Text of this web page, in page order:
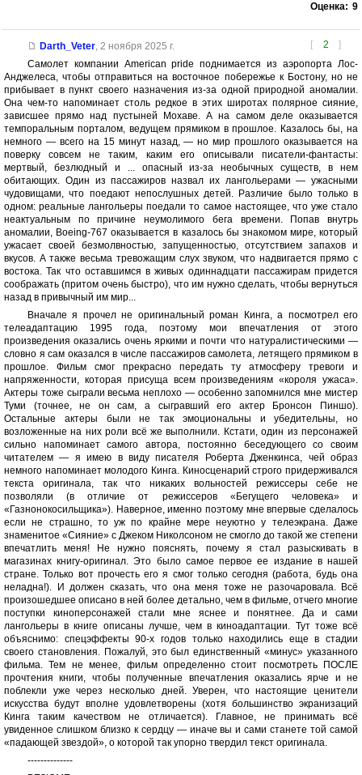
Оценка: 9
[ 2 ]
Darth_Veter, 2 ноября 2025 г.
Самолет компании American pride поднимается из аэропорта Лос-
Анджелеса, чтобы отправиться на восточное побережье к Бостону, но не
прибывает в пункт своего назначения из-за одной природной аномалии.
Она чем-то напоминает столь редкое в этих широтах полярное сияние,
зависшее прямо над пустыней Мохаве. А на самом деле оказывается
темпоральным порталом, ведущем прямиком в прошлое. Казалось бы, на
немного — всего на 15 минут назад, — но мир прошлого оказывается на
поверку совсем не таким, каким его описывали писатели-фантасты:
мертвый, безлюдный и ... опасный из-за необычных существ, в нем
обитающих. Один из пассажиров назвал их лангольерами — ужасными
чудовищами, что поедают непослушных детей. Различие было только в
одном: реальные лангольеры поедали то самое настоящее, что уже стало
неактуальным по причине неумолимого бега времени. Попав внутрь
аномалии, Boeing-767 оказывается в казалось бы знакомом мире, который
ужасает своей безмолвностью, запущенностью, отсутствием запахов и
вкусов. А также весьма тревожащим слух звуком, что надвигается прямо с
востока. Так что оставшимся в живых одиннадцати пассажирам придется
соображать (притом очень быстро), что им нужно сделать, чтобы вернуться
назад в привычный им мир...
Вначале я прочел не оригинальный роман Кинга, а посмотрел его
телеадаптацию 1995 года, поэтому мои впечатления от этого
произведения оказались очень яркими и почти что натуралистическими —
словно я сам оказался в числе пассажиров самолета, летящего прямиком в
прошлое. Фильм смог прекрасно передать ту атмосферу тревоги и
напряженности, которая присуща всем произведениям «короля ужаса».
Актеры тоже сыграли весьма неплохо — особенно запомнился мне мистер
Туми (точнее, не он сам, а сыгравший его актер Бронсон Пиншо).
Остальные актеры были не так эмоциональны и убедительны, но
возложенные на них роли всё же выполнили. Кстати, один из персонажей
сильно напоминает самого автора, постоянно беседующего со своим
читателем — я имею в виду писателя Роберта Дженкинса, чей образ
немного напоминает молодого Кинга. Киносценарий строго придерживался
текста оригинала, так что никаких вольностей режиссеры себе не
позволяли (в отличие от режиссеров «Бегущего человека» и
«Газнонокосильщика»). Наверное, именно поэтому мне впервые сделалось
если не страшно, то уж по крайне мере неуютно у телеэкрана. Даже
знаменитое «Сияние» с Джеком Николсоном не смогло до такой же степени
впечатлить меня! Не нужно пояснять, почему я стал разыскивать в
магазинах книгу-оригинал. Это было самое первое ее издание в нашей
стране. Только вот прочесть его я смог только сегодня (работа, будь она
неладна!). И должен сказать, что она меня тоже не разочаровала. Всё
произошедшее описано в ней более детально, чем в фильме, отчего многие
поступки киноперсонажей стали мне яснее и понятнее. Да и сами
лангольеры в книге описаны лучше, чем в киноадаптации. Тут тоже всё
объяснимо: спецэффекты 90-х годов только находились еще в стадии
своего становления. Пожалуй, это был единственный «минус» указанного
фильма. Тем не менее, фильм определенно стоит посмотреть ПОСЛЕ
прочтения книги, чтобы полученные впечатления оказались ярче и не
поблекли уже через несколько дней. Уверен, что настоящие ценители
искусства будут вполне удовлетворены (хотя большинство экранизаций
Кинга таким качеством не отличается). Главное, не принимать всё
увиденное слишком близко к сердцу — иначе вы и сами станете той самой
«падающей звездой», о которой так упорно твердил текст оригинала.
--------------